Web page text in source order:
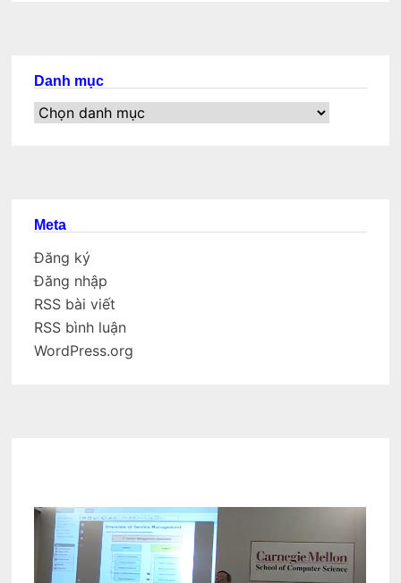
Danh mục
Danh
mục
Meta
Đăng ký
Đăng nhập
RSS bài viết
RSS bình luận
WordPress.org